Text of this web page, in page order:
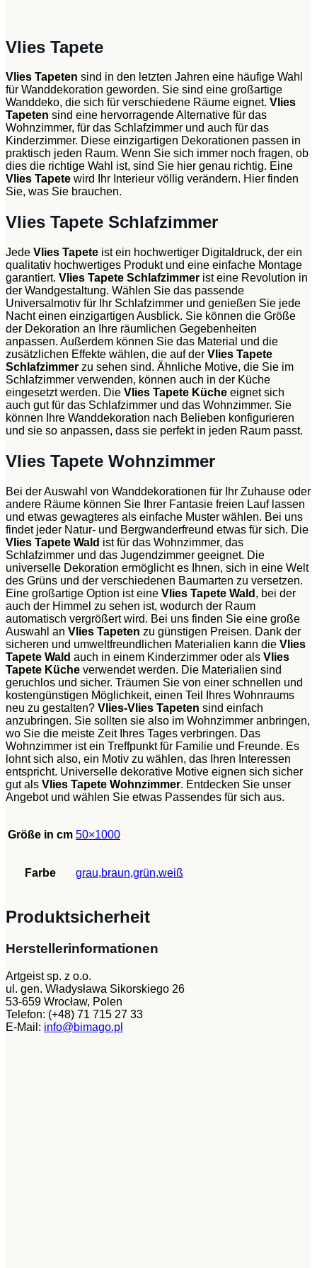
Vlies Tapete
Vlies Tapeten sind in den letzten Jahren eine häufige Wahl
für Wanddekoration geworden. Sie sind eine großartige
Wanddeko, die sich für verschiedene Räume eignet. Vlies
Tapeten sind eine hervorragende Alternative für das
Wohnzimmer, für das Schlafzimmer und auch für das
Kinderzimmer. Diese einzigartigen Dekorationen passen in
praktisch jeden Raum. Wenn Sie sich immer noch fragen, ob
dies die richtige Wahl ist, sind Sie hier genau richtig. Eine
Vlies Tapete wird Ihr Interieur völlig verändern. Hier finden
Sie, was Sie brauchen.
Vlies Tapete Schlafzimmer
Jede Vlies Tapete ist ein hochwertiger Digitaldruck, der ein
qualitativ hochwertiges Produkt und eine einfache Montage
garantiert. Vlies Tapete Schlafzimmer ist eine Revolution in
der Wandgestaltung. Wählen Sie das passende
Universalmotiv für Ihr Schlafzimmer und genießen Sie jede
Nacht einen einzigartigen Ausblick. Sie können die Größe
der Dekoration an Ihre räumlichen Gegebenheiten
anpassen. Außerdem können Sie das Material und die
zusätzlichen Effekte wählen, die auf der Vlies Tapete
Schlafzimmer zu sehen sind. Ähnliche Motive, die Sie im
Schlafzimmer verwenden, können auch in der Küche
eingesetzt werden. Die Vlies Tapete Küche eignet sich
auch gut für das Schlafzimmer und das Wohnzimmer. Sie
können Ihre Wanddekoration nach Belieben konfigurieren
und sie so anpassen, dass sie perfekt in jeden Raum passt.
Vlies Tapete Wohnzimmer
Bei der Auswahl von Wanddekorationen für Ihr Zuhause oder
andere Räume können Sie Ihrer Fantasie freien Lauf lassen
und etwas gewagteres als einfache Muster wählen. Bei uns
findet jeder Natur- und Bergwanderfreund etwas für sich. Die
Vlies Tapete Wald ist für das Wohnzimmer, das
Schlafzimmer und das Jugendzimmer geeignet. Die
universelle Dekoration ermöglicht es Ihnen, sich in eine Welt
des Grüns und der verschiedenen Baumarten zu versetzen.
Eine großartige Option ist eine Vlies Tapete Wald , bei der
auch der Himmel zu sehen ist, wodurch der Raum
automatisch vergrößert wird. Bei uns finden Sie eine große
Auswahl an Vlies Tapeten zu günstigen Preisen. Dank der
sicheren und umweltfreundlichen Materialien kann die Vlies
Tapete Wald auch in einem Kinderzimmer oder als Vlies
Tapete Küche verwendet werden. Die Materialien sind
geruchlos und sicher. Träumen Sie von einer schnellen und
kostengünstigen Möglichkeit, einen Teil Ihres Wohnraums
neu zu gestalten? Vlies-Vlies Tapeten sind einfach
anzubringen. Sie sollten sie also im Wohnzimmer anbringen,
wo Sie die meiste Zeit Ihres Tages verbringen. Das
Wohnzimmer ist ein Treffpunkt für Familie und Freunde. Es
lohnt sich also, ein Motiv zu wählen, das Ihren Interessen
entspricht. Universelle dekorative Motive eignen sich sicher
gut als Vlies Tapete Wohnzimmer. Entdecken Sie unser
Angebot und wählen Sie etwas Passendes für sich aus.
Größe in cm 50×1000
Farbe grau,braun,grün,weiß
Produktsicherheit
Herstellerinformationen
Artgeist sp. z o.o.
ul. gen. Władysława Sikorskiego 26
53-659 Wrocław, Polen
Telefon: (+48) 71 715 27 33
E-Mail: info@bimago.pl